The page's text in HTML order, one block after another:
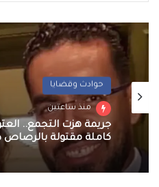
حوادث وقضايا
منذ ساعتين
جريمة هزت التجمع..
كاملة مقتولة بالرصاص